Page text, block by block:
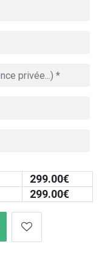
299.00€
299.00€